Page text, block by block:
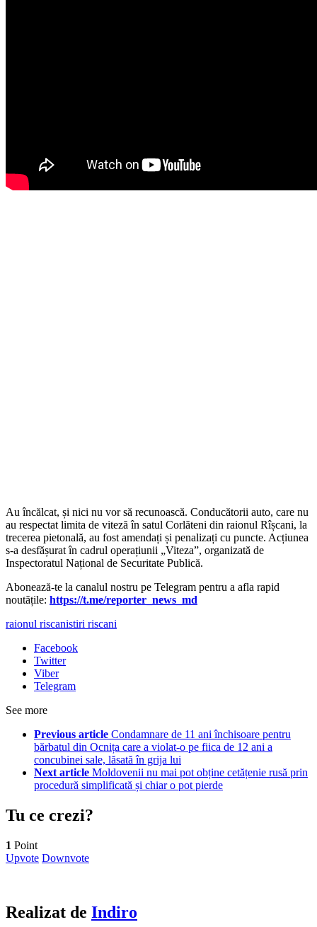
Au încălcat, și nici nu vor să recunoască. Conducătorii auto, care nu
au respectat limita de viteză în satul Corlăteni din raionul Rîșcani, la
trecerea pietonală, au fost amendați și penalizați cu puncte. Acțiunea
s-a desfășurat în cadrul operațiunii „Viteza”, organizată de
Inspectoratul Național de Securitate Publică.
Abonează-te la canalul nostru pe Telegram pentru a afla rapid
noutățile: https://t.me/reporter_news_md
raionul riscanistiri riscani
Facebook
Twitter
Viber
Telegram
See more
Previous article Condamnare de 11 ani închisoare pentru
bărbatul din Ocnița care a violat-o pe fiica de 12 ani a
concubinei sale, lăsată în grija lui
Next article Moldovenii nu mai pot obține cetățenie rusă prin
procedură simplificată și chiar o pot pierde
Tu ce crezi?
1 Point
Upvote Downvote
Realizat de Indiro